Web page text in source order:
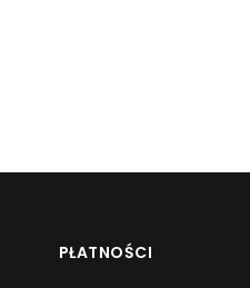
PŁATNOŚCI